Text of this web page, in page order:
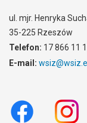
ul. mjr. Henryka
35-225 Rzeszów
Telefon: 17 866 11
E-mail: